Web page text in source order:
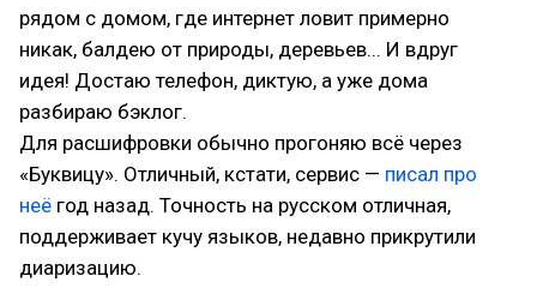
рядом с домом, где интернет ловит примерно
никак, балдею от природы, деревьев... И вдруг
идея! Достаю телефон, диктую, а уже дома
разбираю бэклог.
Для расшифровки обычно прогоняю всё через
«Буквицу». Отличный, кстати, сервис — писал про
неё год назад. Точность на русском отличная,
поддерживает кучу языков, недавно прикрутили
диаризацию.